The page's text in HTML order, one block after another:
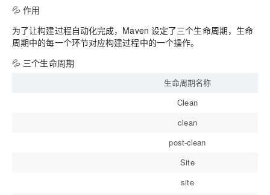
💦 作用
为了让构建过程自动化完成，Maven 设定了三个生命周期，生命
周期中的每一个环节对应构建过程中的一个操作。
💦 三个生命周期
生命周期名称
Clean
clean
post-clean
Site
site